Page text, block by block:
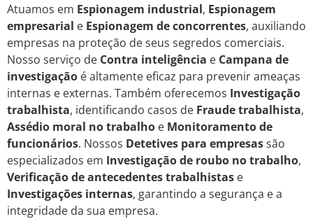
Atuamos em Espionagem industrial, Espionagem
empresarial e Espionagem de concorrentes, auxiliando
empresas na proteção de seus segredos comerciais.
Nosso serviço de Contra inteligência e Campana de
investigação é altamente eficaz para prevenir ameaças
internas e externas. Também oferecemos Investigação
trabalhista, identificando casos de Fraude trabalhista,
Assédio moral no trabalho e Monitoramento de
funcionários. Nossos Detetives para empresassão
especializados em Investigação de roubo no trabalho,
Verificação de antecedentes trabalhistas e
Investigações internas, garantindo a segurança e a
integridade da sua empresa.